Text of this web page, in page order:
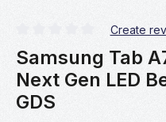
Gemiddelde waardering
Create
Samsung Tab
Next Gen LED
GDS